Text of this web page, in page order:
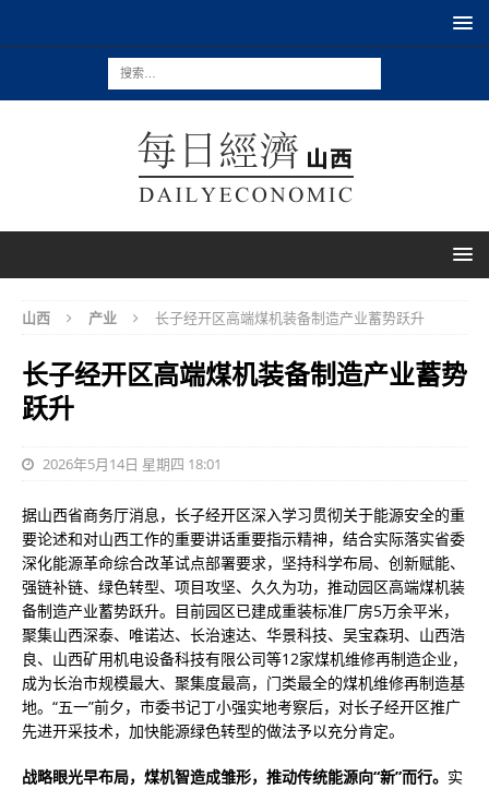
山西 产业 长子经开区高端煤机装备制造产业蓄势跃升
长子经开区高端煤机装备制造产业蓄势
跃升
2026年5月14日 星期四 18:01
据山西省商务厅消息，长子经开区深入学习贯彻关于能源安全的重
要论述和对山西工作的重要讲话重要指示精神，结合实际落实省委
深化能源革命综合改革试点部署要求，坚持科学布局、创新赋能、
强链补链、绿色转型、项目攻坚、久久为功，推动园区高端煤机装
备制造产业蓄势跃升。目前园区已建成重装标准厂房5万余平米，
聚集山西深泰、唯诺达、长治速达、华景科技、吴宝森玥、山西浩
良、山西矿用机电设备科技有限公司等12家煤机维修再制造企业，
成为长治市规模最大、聚集度最高，门类最全的煤机维修再制造基
地。“五一”前夕，市委书记丁小强实地考察后，对长子经开区推广
先进开采技术，加快能源绿色转型的做法予以充分肯定。
战略眼光早布局，煤机智造成雏形，推动传统能源向“新”而行。 实